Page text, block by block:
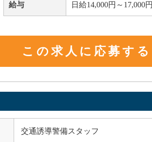
給与 日給14,000円～17,000円
この求人に応募する
交通誘導警備スタッフ